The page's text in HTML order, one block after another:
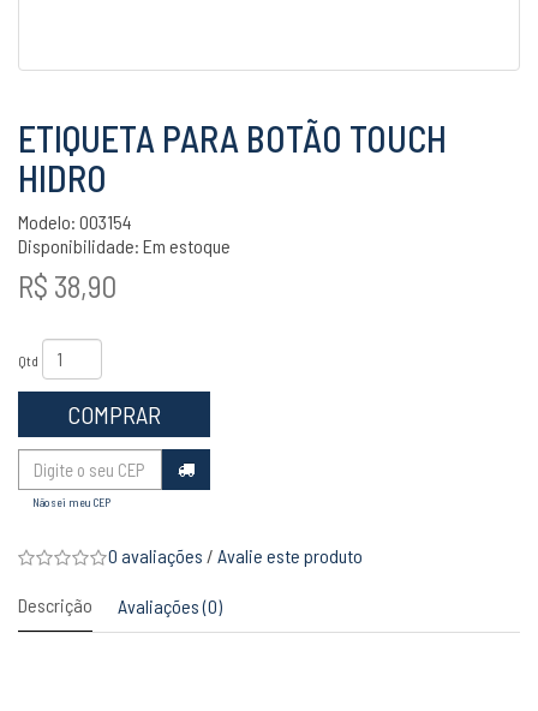
ETIQUETA PARA BOTÃO TOUCH
HIDRO
Modelo: 003154
Disponibilidade: Em estoque
R$ 38,90
Qtd
COMPRAR
Não sei meu CEP
0 avaliações / Avalie este produto
Descrição Avaliações (0)